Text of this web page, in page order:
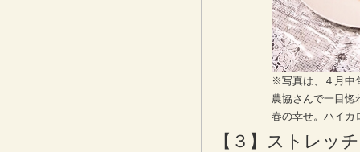
※写真は、４月中
農協さんで一目惚
春の幸せ。ハイ
【３】ストレッ